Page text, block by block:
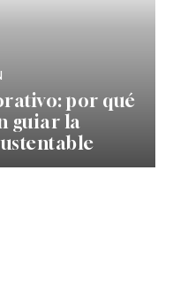
por qué
guiar la